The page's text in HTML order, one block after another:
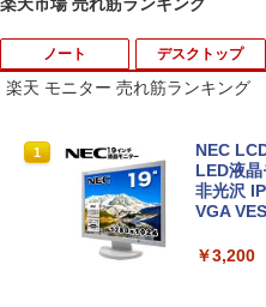
ノート
1
【マラソ
古タブ
4GB ス
ア タッ
済 すぐ
デスクトップ
1
富士通
8世代
ROM 中
中古品
楽天 モニター 売れ筋ランキング
1
NEC
LED液
非光沢
VGA
￥3,200